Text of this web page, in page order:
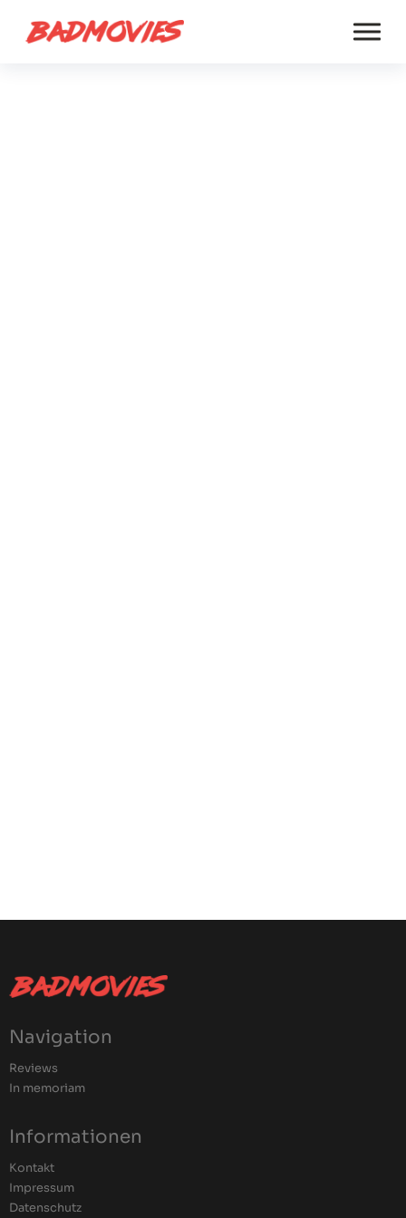
Navigation
Reviews
In memoriam
Informationen
Kontakt
Impressum
Datenschutz